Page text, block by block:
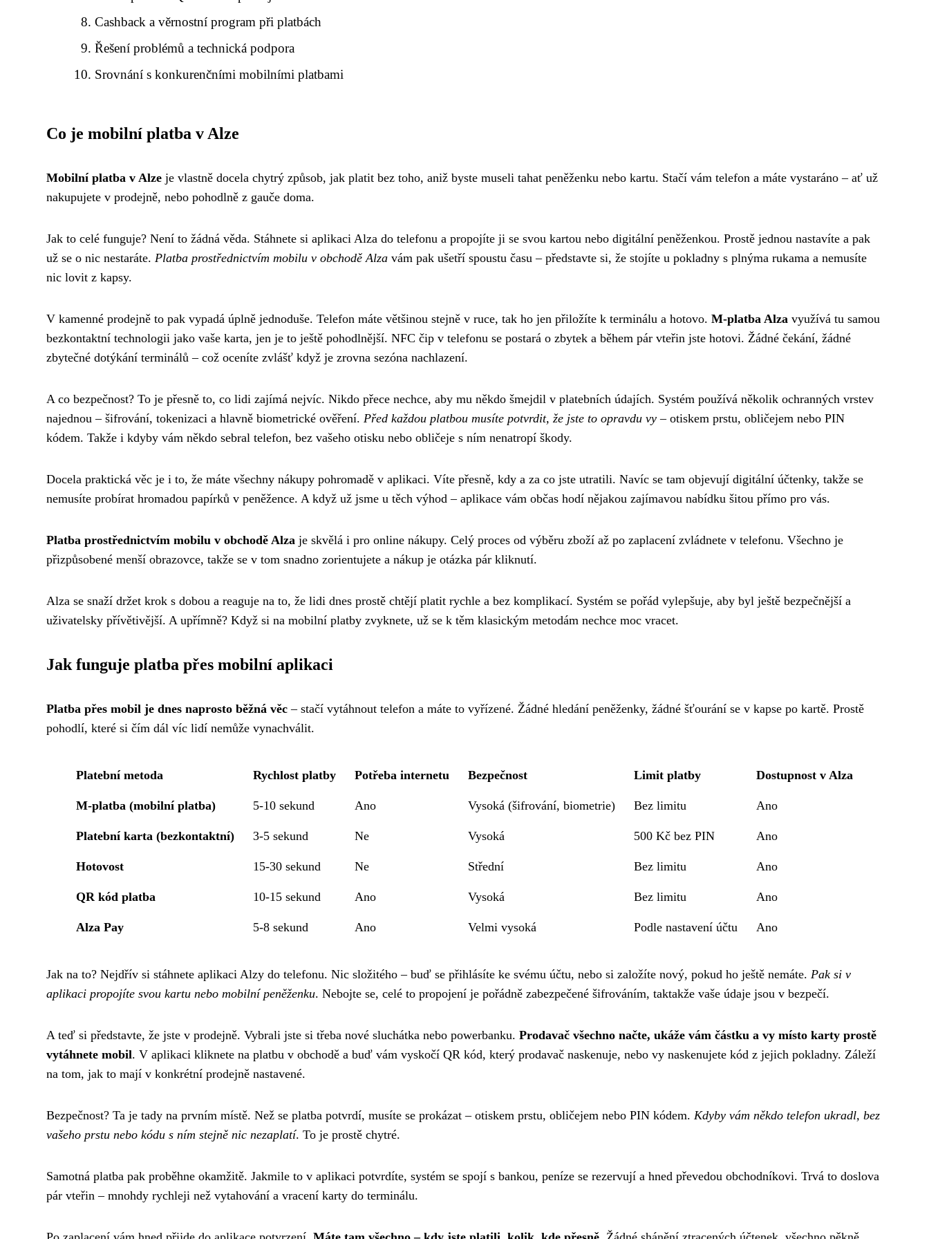
Cashback a věrnostní program při platbách
Řešení problémů a technická podpora
Srovnání s konkurenčními mobilními platbami
Co je mobilní platba v Alze
Mobilní platba v Alze je vlastně docela chytrý způsob, jak platit bez toho, aniž byste museli tahat peněženku nebo kartu. Stačí vám telefon a máte vystaráno – ať už
nakupujete v prodejně, nebo pohodlně z gauče doma.
Jak to celé funguje? Není to žádná věda. Stáhnete si aplikaci Alza do telefonu a propojíte ji se svou kartou nebo digitální peněženkou. Prostě jednou nastavíte a pak
už se o nic nestaráte. Platba prostřednictvím mobilu v obchodě Alza vám pak ušetří spoustu času – představte si, že stojíte u pokladny s plnýma rukama a nemusíte
nic lovit z kapsy.
V kamenné prodejně to pak vypadá úplně jednoduše. Telefon máte většinou stejně v ruce, tak ho jen přiložíte k terminálu a hotovo. M-platba Alza využívá tu samou
bezkontaktní technologii jako vaše karta, jen je to ještě pohodlnější. NFC čip v telefonu se postará o zbytek a během pár vteřin jste hotovi. Žádné čekání, žádné
zbytečné dotýkání terminálů – což oceníte zvlášť když je zrovna sezóna nachlazení.
A co bezpečnost? To je přesně to, co lidi zajímá nejvíc. Nikdo přece nechce, aby mu někdo šmejdil v platebních údajích. Systém používá několik ochranných vrstev
najednou – šifrování, tokenizaci a hlavně biometrické ověření. Před každou platbou musíte potvrdit, že jste to opravdu vy – otiskem prstu, obličejem nebo PIN
kódem. Takže i kdyby vám někdo sebral telefon, bez vašeho otisku nebo obličeje s ním nenatropí škody.
Docela praktická věc je i to, že máte všechny nákupy pohromadě v aplikaci. Víte přesně, kdy a za co jste utratili. Navíc se tam objevují digitální účtenky, takže se
nemusíte probírat hromadou papírků v peněžence. A když už jsme u těch výhod – aplikace vám občas hodí nějakou zajímavou nabídku šitou přímo pro vás.
Platba prostřednictvím mobilu v obchodě Alza je skvělá i pro online nákupy. Celý proces od výběru zboží až po zaplacení zvládnete v telefonu. Všechno je
přizpůsobené menší obrazovce, takže se v tom snadno zorientujete a nákup je otázka pár kliknutí.
Alza se snaží držet krok s dobou a reaguje na to, že lidi dnes prostě chtějí platit rychle a bez komplikací. Systém se pořád vylepšuje, aby byl ještě bezpečnější a
uživatelsky přívětivější. A upřímně? Když si na mobilní platby zvyknete, už se k těm klasickým metodám nechce moc vracet.
Jak funguje platba přes mobilní aplikaci
Platba přes mobil je dnes naprosto běžná věc – stačí vytáhnout telefon a máte to vyřízené. Žádné hledání peněženky, žádné šťourání se v kapse po kartě. Prostě
pohodlí, které si čím dál víc lidí nemůže vynachválit.
Platební metoda Rychlost platby Potřeba internetu Bezpečnost Limit platby Dostupnost v Alza
M-platba (mobilní platba) 5-10 sekund Ano Vysoká (šifrování, biometrie) Bez limitu Ano
Platební karta (bezkontaktní) 3-5 sekund Ne Vysoká 500 Kč bez PIN Ano
Hotovost 15-30 sekund Ne Střední Bez limitu Ano
QR kód platba 10-15 sekund Ano Vysoká Bez limitu Ano
Alza Pay 5-8 sekund Ano Velmi vysoká Podle nastavení účtu Ano
Jak na to? Nejdřív si stáhnete aplikaci Alzy do telefonu. Nic složitého – buď se přihlásíte ke svému účtu, nebo si založíte nový, pokud ho ještě nemáte. Pak si v
aplikaci propojíte svou kartu nebo mobilní peněženku. Nebojte se, celé to propojení je pořádně zabezpečené šifrováním, taktakže vaše údaje jsou v bezpečí.
A teď si představte, že jste v prodejně. Vybrali jste si třeba nové sluchátka nebo powerbanku. Prodavač všechno načte, ukáže vám částku a vy místo karty prostě
vytáhnete mobil. V aplikaci kliknete na platbu v obchodě a buď vám vyskočí QR kód, který prodavač naskenuje, nebo vy naskenujete kód z jejich pokladny. Záleží
na tom, jak to mají v konkrétní prodejně nastavené.
Bezpečnost? Ta je tady na prvním místě. Než se platba potvrdí, musíte se prokázat – otiskem prstu, obličejem nebo PIN kódem. Kdyby vám někdo telefon ukradl, bez
vašeho prstu nebo kódu s ním stejně nic nezaplatí. To je prostě chytré.
Samotná platba pak proběhne okamžitě. Jakmile to v aplikaci potvrdíte, systém se spojí s bankou, peníze se rezervují a hned převedou obchodníkovi. Trvá to doslova
pár vteřin – mnohdy rychleji než vytahování a vracení karty do terminálu.